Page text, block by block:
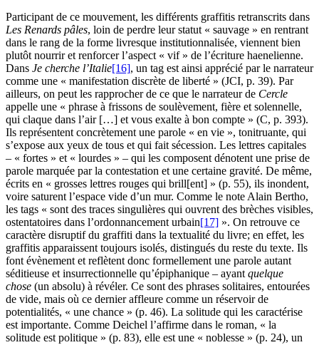
Participant de ce mouvement, les différents graffitis retranscrits dans
Les Renards pâles, loin de perdre leur statut « sauvage » en rentrant
dans le rang de la forme livresque institutionnalisée, viennent bien
plutôt nourrir et renforcer l’aspect « vif » de l’écriture haenelienne.
Dans Je cherche l’Italie[16], un tag est ainsi apprécié par le narrateur
comme une « manifestation discrète de liberté » (JCI, p. 39). Par
ailleurs, on peut les rapprocher de ce que le narrateur de Cercle
appelle une « phrase à frissons de soulèvement, fière et solennelle,
qui claque dans l’air […] et vous exalte à bon compte » (C, p. 393).
Ils représentent concrètement une parole « en vie », tonitruante, qui
s’expose aux yeux de tous et qui fait sécession. Les lettres capitales
– « fortes » et « lourdes » – qui les composent dénotent une prise de
parole marquée par la contestation et une certaine gravité. De même,
écrits en « grosses lettres rouges qui brill[ent] » (p. 55), ils inondent,
voire saturent l’espace vide d’un mur. Comme le note Alain Bertho,
les tags « sont des traces singulières qui ouvrent des brèches visibles,
ostentatoires dans l’ordonnancement urbain[17] ». On retrouve ce
caractère disruptif du graffiti dans la textualité du livre; en effet, les
graffitis apparaissent toujours isolés, distingués du reste du texte. Ils
font évènement et reflètent donc formellement une parole autant
séditieuse et insurrectionnelle qu’épiphanique – ayant quelque
chose (un absolu) à révéler. Ce sont des phrases solitaires, entourées
de vide, mais où ce dernier affleure comme un réservoir de
potentialités, « une chance » (p. 46). La solitude qui les caractérise
est importante. Comme Deichel l’affirme dans le roman, « la
solitude est politique » (p. 83), elle est une « noblesse » (p. 24), un